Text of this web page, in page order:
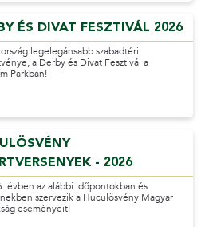
ÉS DIVAT FESZTIVÁL 2026
legelegánsabb szabadtéri
a Derby és Divat Fesztivál a
Parkban!
- 2026
évben az alábbi időpontokban és
szervezik a Huculösvény Magyar
eseményeit!